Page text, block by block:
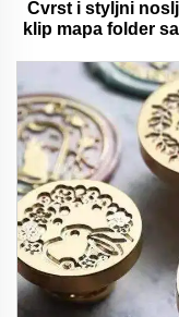
Čvrst i styljni
klip mapa folder